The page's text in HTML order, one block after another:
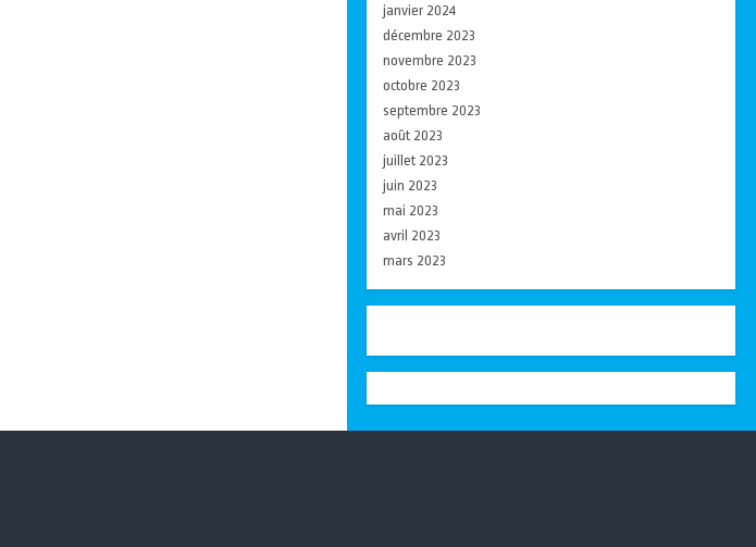
janvier 2024
décembre 2023
novembre 2023
octobre 2023
septembre 2023
août 2023
juillet 2023
juin 2023
mai 2023
avril 2023
mars 2023